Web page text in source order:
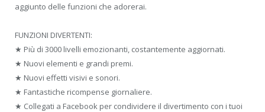
aggiunto delle funzioni che adorerai.
FUNZIONI DIVERTENTI:
★ Più di 3000 livelli emozionanti, costantemente aggiornati.
★ Nuovi elementi e grandi premi.
★ Nuovi effetti visivi e sonori.
★ Fantastiche ricompense giornaliere.
★ Collegati a Facebook per condividere il divertimento con i tuoi